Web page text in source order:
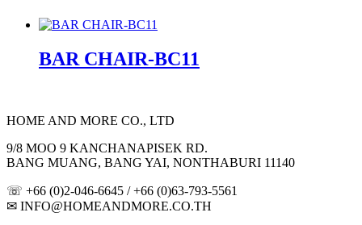
BAR CHAIR-BC11
HOME AND MORE CO., LTD
9/8 MOO 9 KANCHANAPISEK RD.
BANG MUANG, BANG YAI, NONTHABURI 11140
☏ +66 (0)2-046-6645 / +66 (0)63-793-5561
✉ INFO@HOMEANDMORE.CO.TH